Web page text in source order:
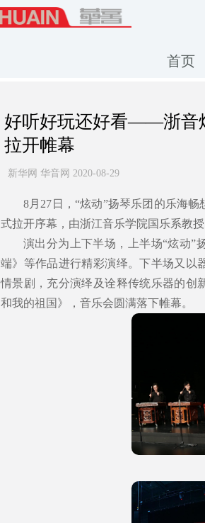
首页
好听好玩还好看——浙音
拉开帷幕
新华网 华音网 2020-08-29
8月27日，“炫动”扬琴乐团的乐海
式拉开序幕，由浙江音乐学院国乐系教
演出分为上下半场，上半场“炫动”
端》等作品进行精彩演绎。下半场又以
情景剧，充分演绎及诠释传统乐器的创
和我的祖国》，音乐会圆满落下帷幕。